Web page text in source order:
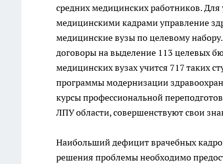
средних медицинских работников.
медицинскими кадрами управление
медицинские вузы по целевому
договоры на выделение 113 целевых
медицинских вузах учится 717 таких
программы модернизации
курсы профессиональной
ЛПУ области, совершенствуют свои
Наибольший дефицит врачебных
решения проблемы необходимо